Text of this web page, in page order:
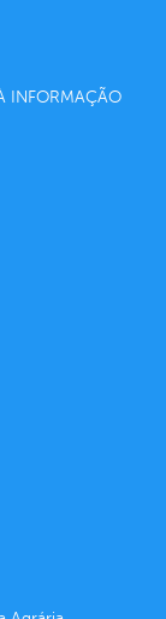
INFORMAÇÃO